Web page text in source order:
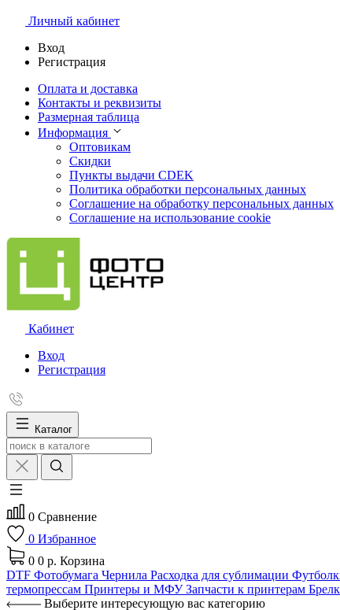
Личный кабинет
Вход
Регистрация
Оплата и доставка
Контакты и реквизиты
Размерная таблица
Информация
Оптовикам
Скидки
Пункты выдачи CDEK
Политика обработки персональных данных
Соглашение на обработку персональных данных
Соглашение на использование cookie
Кабинет
Вход
Регистрация
Каталог
0 Сравнение
0 Избранное
0 0 р. Корзина
DTF Фотобумага Чернила Расходка для сублимации
термопрессам Принтеры и МФУЗапчасти к принтерам
Выберите интересующую вас категорию